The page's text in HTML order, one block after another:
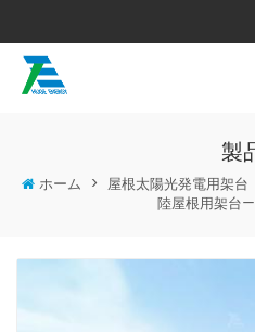
製
ホーム > 屋根太陽光発電用架台
陸屋根用架台